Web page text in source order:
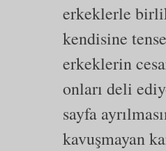
erkeklerle
kendisine
erkeklerin
onları deli
sayfa
kavuşmayan